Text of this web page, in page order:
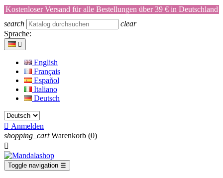
Kostenloser Versand für alle Bestellungen über 39 € in Deutschland
search
clear
Sprache:

English
Français
Español
Italiano
Deutsch
 Anmelden
shopping_cart Warenkorb (0)

Toggle navigation ☰